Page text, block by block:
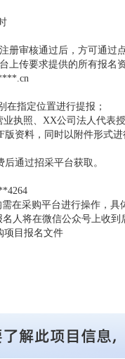
册审核通过后，方可通过
上传要求提供的所有报
在指定位置进行提报；
执照、XX公司法人代表
版资料，同时以附件形式
通过招采平台获取。
在采购平台进行操作，
人将在微信公众号上收
项目报名文件